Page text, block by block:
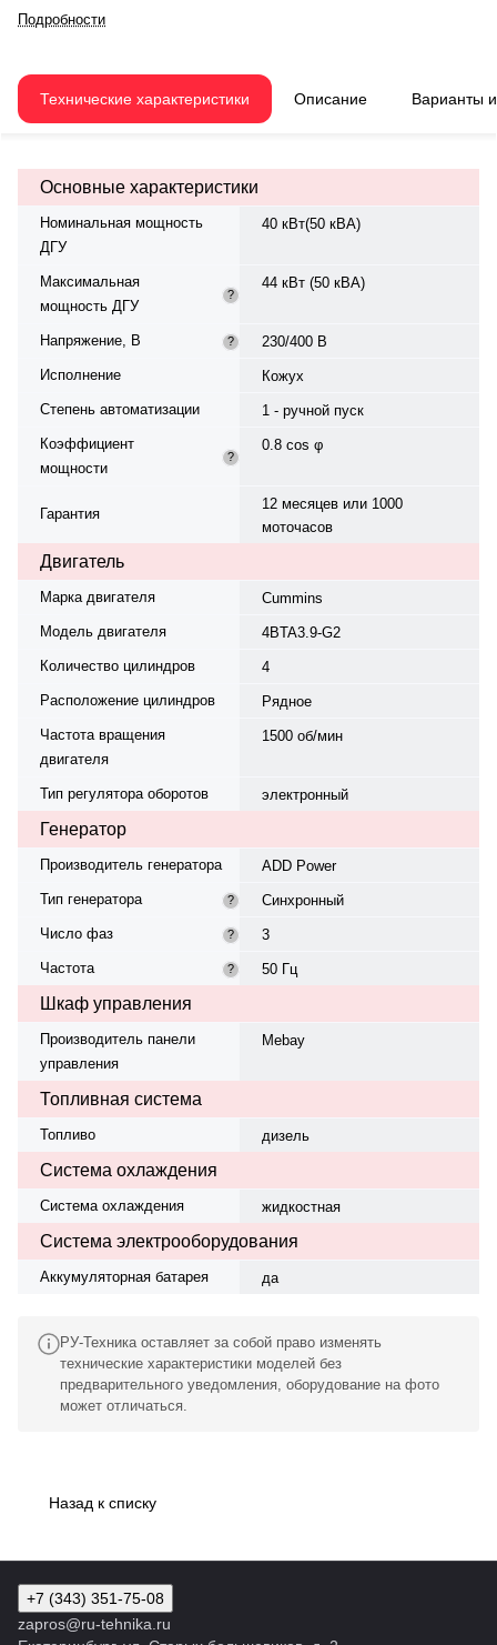
Двигатель Cummins 4BTA3.9-G2,
рядное, 4.0-цилиндровый, с
охлаждения — жидкостная.
Частота вращения — 1500 об/
Панель управления — Mebay —,
напряжение — да. Устройство
Производство: Китай, гарантия —
12 месяцев или 1000 моточасов.
Подробности
Технические характеристики Описание Варианты
Основные характеристики
Номинальная мощность
ДГУ
40 кВт(50 кВА)
Максимальная
мощность ДГУ
?
44 кВт (50 кВА)
Напряжение, В ?
230/400 В
Исполнение
Кожух
Степень автоматизации
1 - ручной пуск
Коэффициент
мощности
?
0.8 cos φ
Гарантия
12 месяцев или 1000
моточасов
Двигатель
Марка двигателя
Cummins
Модель двигателя
4BTA3.9-G2
Количество цилиндров
4
Расположение цилиндров
Рядное
Частота вращения
двигателя
1500 об/мин
Тип регулятора оборотов электронный
Генератор
Производитель генератора
ADD Power
Тип генератора
?
Синхронный
Число фаз
?
3
Частота
? 50 Гц
Шкаф управления
Производитель панели
управления
Mebay
Топливная система
Топливо дизель
Система охлаждения
Система охлаждения жидкостная
Система электрооборудования
Аккумуляторная батарея да
РУ-Техника оставляет за собой право изменять
технические характеристики моделей без
предварительного уведомления, оборудование на фото
может отличаться.
Назад к списку
+7 (343) 351-75-08
zapros@ru-tehnika.ru